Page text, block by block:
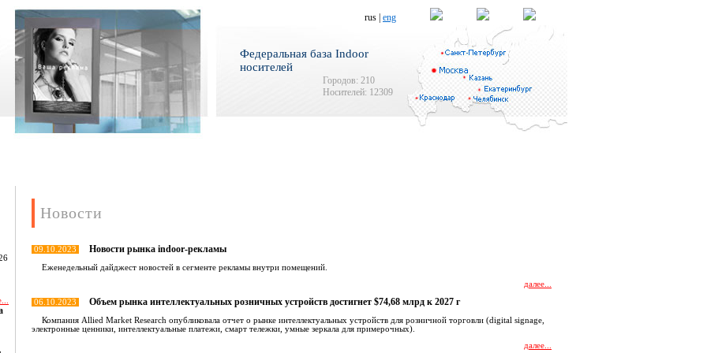
rus | eng
Федеральная база Indoor
носителей
Городов: 210
Носителей: 12309
Новости
09.10.2023 Новости рынка indoor-рекламы
Еженедельный дайджест новостей в сегменте рекламы внутри помещений.
далее...
06.10.2023 Объем рынка интеллектуальных розничных устройств достигнет $74,68 млрд к 2027 г
Компания Allied Market Research опубликовала отчет о рынке интеллектуальных устройств для розничной торговли (digital signage,
электронные ценники, интеллектуальные платежи, смарт тележки, умные зеркала для примерочных).
далее...